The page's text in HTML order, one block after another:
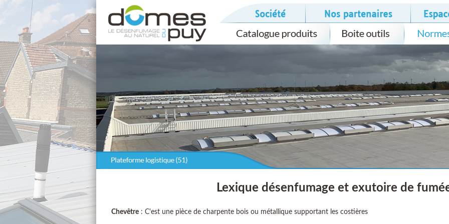
Lexique désenfumage et exutoire de
Chevêtre : C'est une pièce de charpente bois ou métallique supportant les costières